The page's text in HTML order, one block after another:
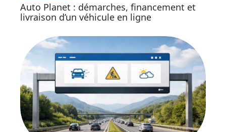
Auto Planet : démarches, financement et
livraison d’un véhicule en ligne